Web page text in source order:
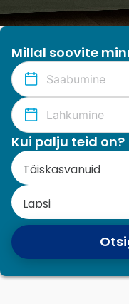
Millal soovite
Kui palju teid on?
Täiskasvanuid
Lapsi